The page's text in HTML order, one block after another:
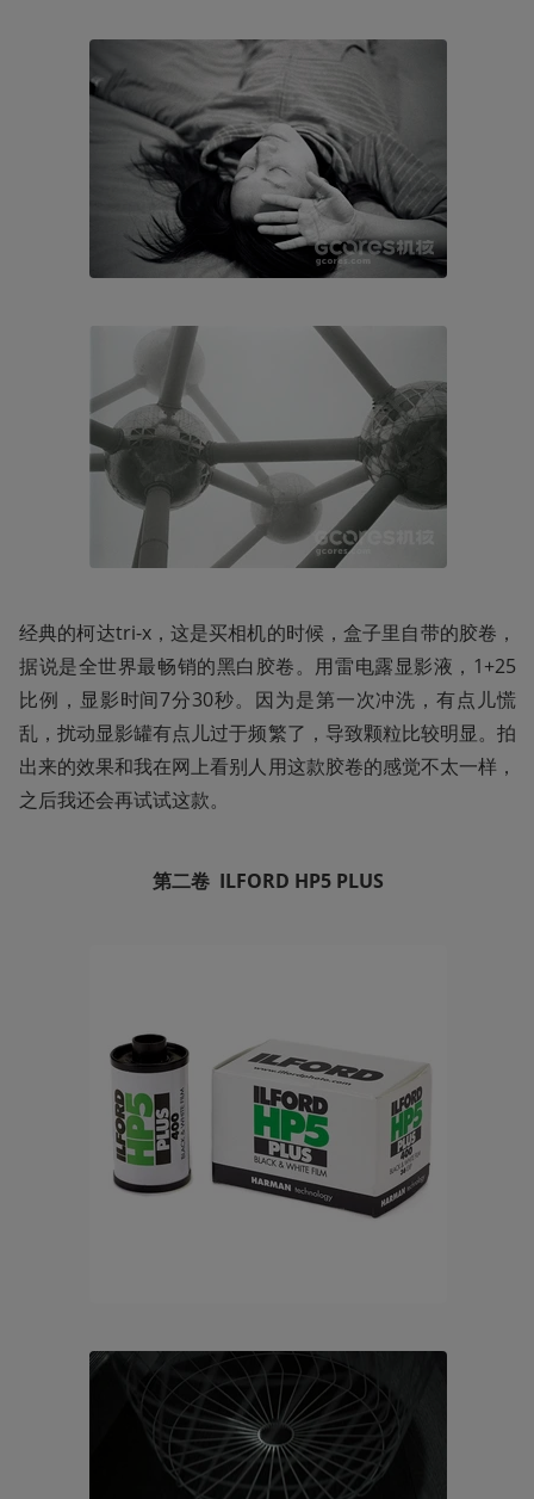
经典的柯达tri-x，这是买相机的时候，盒子里自带的胶卷，
据说是全世界最畅销的黑白胶卷。用雷电露显影液，1+25
比例，显影时间7分30秒。因为是第一次冲洗，有点儿慌
乱，扰动显影罐有点儿过于频繁了，导致颗粒比较明显。拍
出来的效果和我在网上看别人用这款胶卷的感觉不太一样，
之后我还会再试试这款。
第二卷  ILFORD HP5 PLUS